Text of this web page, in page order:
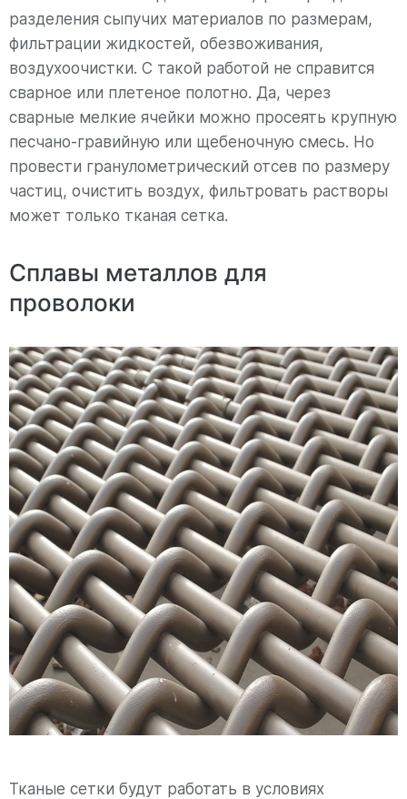
разделения сыпучих материалов по размерам,
фильтрации жидкостей, обезвоживания,
воздухоочистки. С такой работой не справится
сварное или плетеное полотно. Да, через
сварные мелкие ячейки можно просеять крупную
песчано-гравийную или щебеночную смесь. Но
провести гранулометрический отсев по размеру
частиц, очистить воздух, фильтровать растворы
может только тканая сетка.
Сплавы металлов для
проволоки
Тканые сетки будут работать в условиях